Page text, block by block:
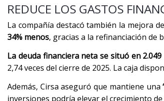
REDUCE LOS GASTOS
La compañía destacó también la mejora
34% menos, gracias a la refinanciación de
La deuda financiera neta se situó en
2,74 veces del cierre de 2025. La caja
Además, Cirsa aseguró que mantiene una
inversiones podría elevar el crecimiento